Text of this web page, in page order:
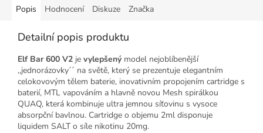
Popis Hodnocení Diskuze Značka
Detailní popis produktu
Elf Bar 600 V2 je vylepšený model nejoblíbenější
,,jednorázovky´´ na světě, který se prezentuje elegantním
celokovovým tělem baterie, inovativním propojením cartridge s
baterií, MTL vapováním a hlavně novou Mesh spirálkou
QUAQ, která kombinuje ultra jemnou síťovinu s vysoce
absorpční bavlnou. Cartridge o objemu 2ml disponuje
liquidem SALT o síle nikotinu 20mg.